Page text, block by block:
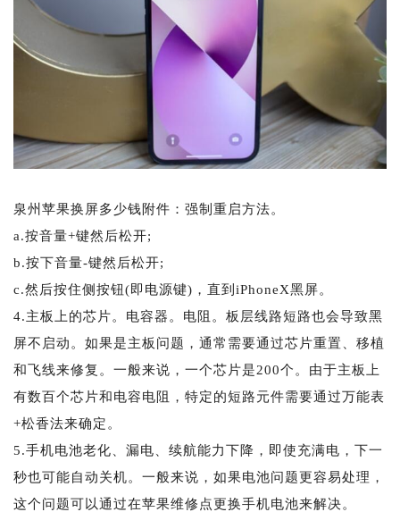
泉州苹果换屏多少钱附件：强制重启方法。
a.按音量+键然后松开;
b.按下音量-键然后松开;
c.然后按住侧按钮(即电源键)，直到iPhoneX黑屏。
4.主板上的芯片。电容器。电阻。板层线路短路也会导致黑
屏不启动。如果是主板问题，通常需要通过芯片重置、移植
和飞线来修复。一般来说，一个芯片是200个。由于主板上
有数百个芯片和电容电阻，特定的短路元件需要通过万能表
+松香法来确定。
5.手机电池老化、漏电、续航能力下降，即使充满电，下一
秒也可能自动关机。一般来说，如果电池问题更容易处理，
这个问题可以通过在苹果维修点更换手机电池来解决。